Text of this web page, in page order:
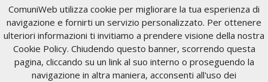
ComuniWeb utilizza cookie per migliorare la tua esperienza di
navigazione e fornirti un servizio personalizzato. Per ottenere
ulteriori informazioni ti invitiamo a prendere visione della nostra
Cookie Policy. Chiudendo questo banner, scorrendo questa
pagina, cliccando su un link al suo interno o proseguendo la
navigazione in altra maniera, acconsenti all'uso dei